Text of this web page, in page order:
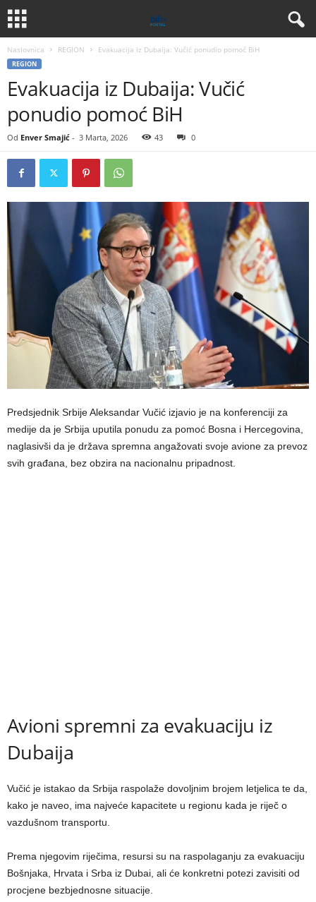
Naslovnica REGION Evakuacija iz Dubaija: Vučić ponudio pomoć BiH
REGION
Evakuacija iz Dubaija: Vučić
ponudio pomoć BiH
Od Enver Smajić - 3 Marta, 2026 43 0
Predsjednik Srbije Aleksandar Vučić izjavio je na konferenciji za
medije da je Srbija uputila ponudu za pomoć Bosna i Hercegovina,
naglasivši da je država spremna angažovati svoje avione za prevoz
svih građana, bez obzira na nacionalnu pripadnost.
Avioni spremni za evakuaciju iz
Dubaija
Vučić je istakao da Srbija raspolaže dovoljnim brojem letjelica te da,
kako je naveo, ima najveće kapacitete u regionu kada je riječ o
vazdušnom transportu.
Prema njegovim riječima, resursi su na raspolaganju za evakuaciju
Bošnjaka, Hrvata i Srba iz Dubai, ali će konkretni potezi zavisiti od
procjene bezbjednosne situacije.